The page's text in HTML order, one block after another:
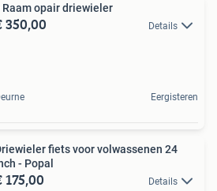
Raam opair driewieler
350,00 Details
Eergisteren
fiets voor volwassenen 24
- Popal
175,00 Details